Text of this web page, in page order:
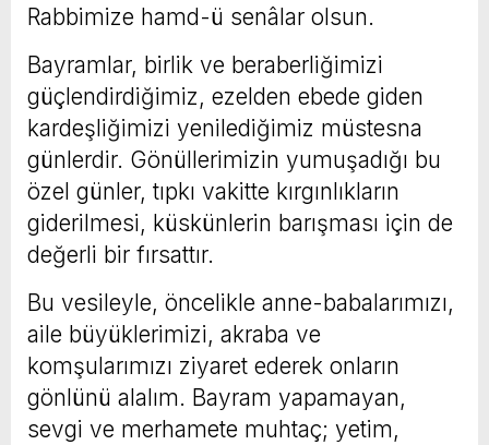
Rabbimize hamd-ü senâlar olsun.
Bayramlar, birlik ve beraberliğimizi
güçlendirdiğimiz, ezelden ebede giden
kardeşliğimizi yenilediğimiz müstesna
günlerdir. Gönüllerimizin yumuşadığı bu
özel günler, tıpkı vakitte kırgınlıkların
giderilmesi, küskünlerin barışması için de
değerli bir fırsattır.
Bu vesileyle, öncelikle anne-babalarımızı,
aile büyüklerimizi, akraba ve
komşularımızı ziyaret ederek onların
gönlünü alalım. Bayram yapamayan,
sevgi ve merhamete muhtaç; yetim,